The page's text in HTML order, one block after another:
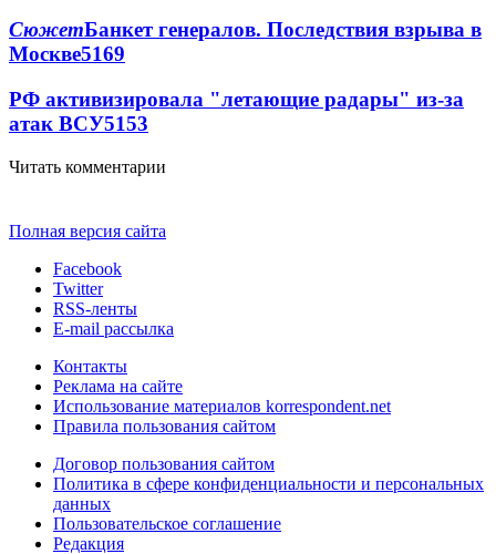
СюжетБанкет генералов. Последствия взрыва в
Москве5169
РФ активизировала "летающие радары" из-за
атак ВСУ5153
Читать комментарии
Полная версия сайта
Facebook
Twitter
RSS-ленты
E-mail рассылка
Контакты
Реклама на сайте
Использование материалов korrespondent.net
Правила пользования сайтом
Договор пользования сайтом
Политика в сфере конфиденциальности и персональных
данных
Пользовательское соглашение
Редакция